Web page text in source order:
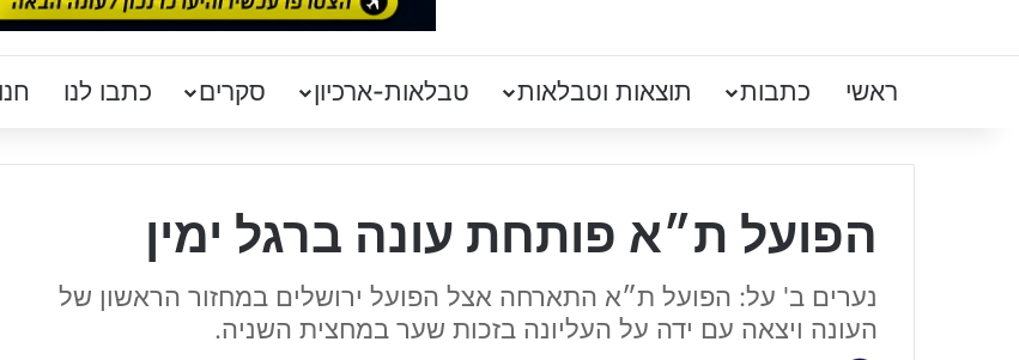
ראשי כתבות תוצאות וטבלאות טבלאות-ארכיון סקרים כתבו לנו
הפועל ת״א פותחת עונה ברגל ימין
נערים ב' על: הפועל ת״א התארחה אצל הפועל ירושלים במחזור הראשון של
העונה ויצאה עם ידה על העליונה בזכות שער במחצית השניה.